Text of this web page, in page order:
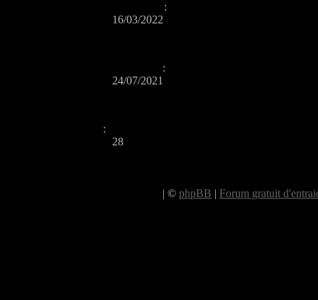
:
16/03/2022
:
24/07/2021
:
28
| © phpBB | Forum gratuit